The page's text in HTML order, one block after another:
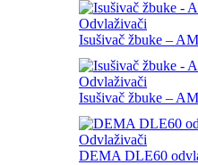
Odvlaživači
Isušivač žbuke –
Odvlaživači
Isušivač žbuke –
Odvlaživači
DEMA DLE60